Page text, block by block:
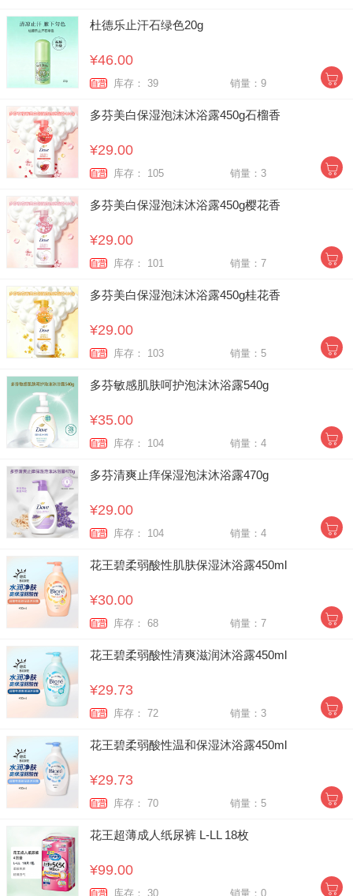
杜德乐止汗石绿色20g
¥46.00
自营 库存： 39 销量：9
多芬美白保湿泡沫沐浴露450g石榴香
¥29.00
自营 库存： 105 销量：3
多芬美白保湿泡沫沐浴露450g樱花香
¥29.00
自营 库存： 101 销量：7
多芬美白保湿泡沫沐浴露450g桂花香
¥29.00
自营 库存： 103 销量：5
多芬敏感肌肤呵护泡沫沐浴露540g
¥35.00
自营 库存： 104 销量：4
多芬清爽止痒保湿泡沫沐浴露470g
¥29.00
自营 库存： 104 销量：4
花王碧柔弱酸性肌肤保湿沐浴露450ml
¥30.00
自营 库存： 68 销量：7
花王碧柔弱酸性清爽滋润沐浴露450ml
¥29.73
自营 库存： 72 销量：3
花王碧柔弱酸性温和保湿沐浴露450ml
¥29.73
自营 库存： 70 销量：5
花王超薄成人纸尿裤 L-LL 18枚
¥99.00
自营 库存： 30 销量：0